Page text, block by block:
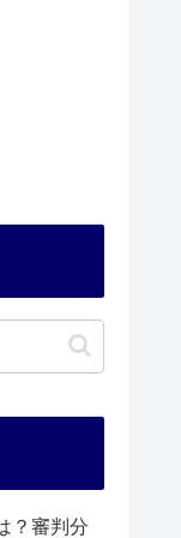
？審判分